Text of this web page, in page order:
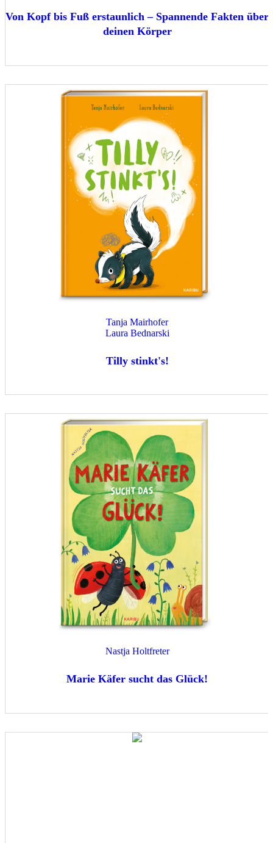
Von Kopf bis Fuß erstaunlich – Spannende Fakten über
deinen Körper
Tanja Mairhofer
Laura Bednarski
Tilly stinkt's!
Nastja Holtfreter
Marie Käfer sucht das Glück!